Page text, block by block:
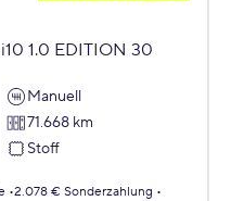
1.0 EDITION 30
Manuell
71.668 km
Stoff
2.078 € Sonderzahlung